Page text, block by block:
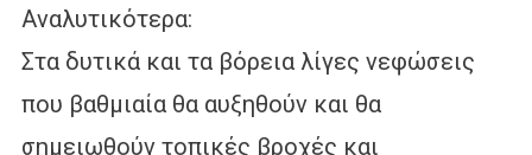
Αναλυτικότερα:
Στα δυτικά και τα βόρεια λίγες νεφώσεις
που βαθμιαία θα αυξηθούν και θα
σημειωθούν τοπικές βροχές και